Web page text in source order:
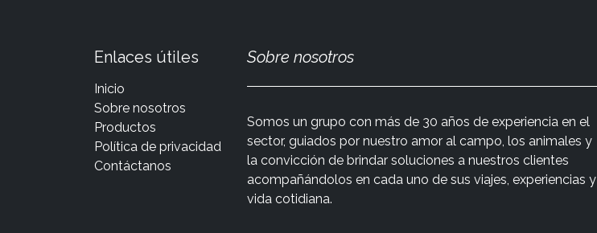
Enlaces útiles
Inicio
Sobre nosotros
Productos
Política de privacidad
Contáctanos
Sobre nosotros
Somos un grupo con más de 30 años de experiencia en el
sector, guiados por nuestro amor al campo, los animales y
la convicción de brindar soluciones a nuestros clientes
acompañándolos en cada uno de sus viajes, experiencias y
vida cotidiana.